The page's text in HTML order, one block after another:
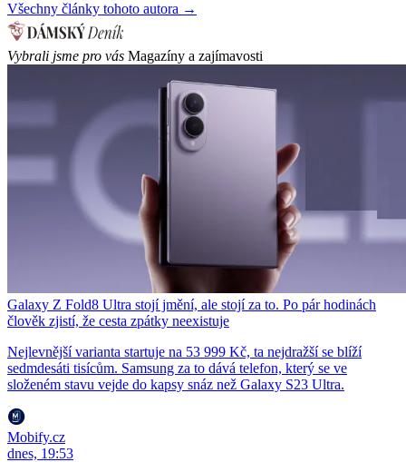
Všechny články tohoto autora →
Vybrali jsme pro vás Magazíny a zajímavosti
Galaxy Z Fold8 Ultra stojí jmění, ale stojí za to. Po pár hodinách
člověk zjistí, že cesta zpátky neexistuje
Nejlevnější varianta startuje na 53 999 Kč, ta nejdražší se blíží
sedmdesáti tisícům. Samsung za to dává telefon, který se ve
složeném stavu vejde do kapsy snáz než Galaxy S23 Ultra.
Mobify.cz
dnes, 19:53